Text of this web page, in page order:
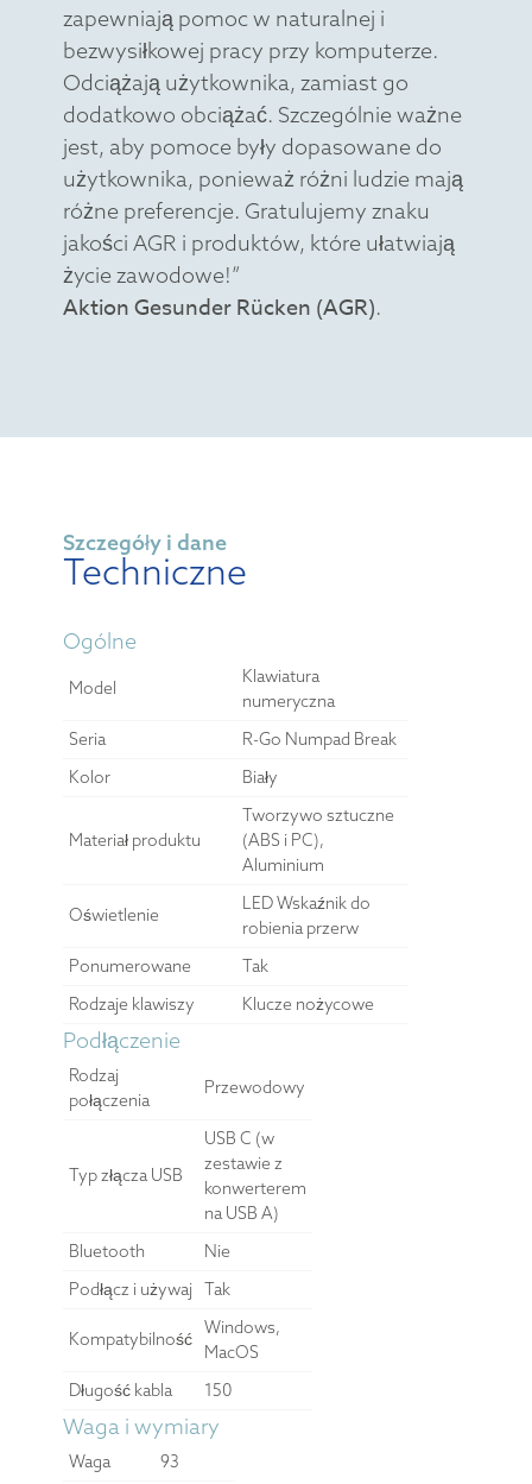
zapewniają pomoc w naturalnej i
bezwysiłkowej pracy przy komputerze.
Odciążają użytkownika, zamiast go
dodatkowo obciążać. Szczególnie ważne
jest, aby pomoce były dopasowane do
użytkownika, ponieważ różni ludzie mają
różne preferencje. Gratulujemy znaku
jakości AGR i produktów, które ułatwiają
życie zawodowe!”
Aktion Gesunder Rücken (AGR).
Szczegóły i dane
Techniczne
Ogólne
Model
Klawiatura
numeryczna
Seria
R-Go Numpad Break
Kolor
Biały
Materiał produktu
Tworzywo sztuczne
(ABS i PC),
Aluminium
Oświetlenie
LED Wskaźnik do
robienia przerw
Ponumerowane
Tak
Rodzaje klawiszy
Klucze nożycowe
Podłączenie
Rodzaj
połączenia
Przewodowy
Typ złącza USB
USB C (w
zestawie z
konwerterem
na USB A)
Bluetooth
Nie
Podłącz i używaj Tak
Kompatybilność
Windows,
MacOS
Długość kabla
150
Waga i wymiary
Waga
93